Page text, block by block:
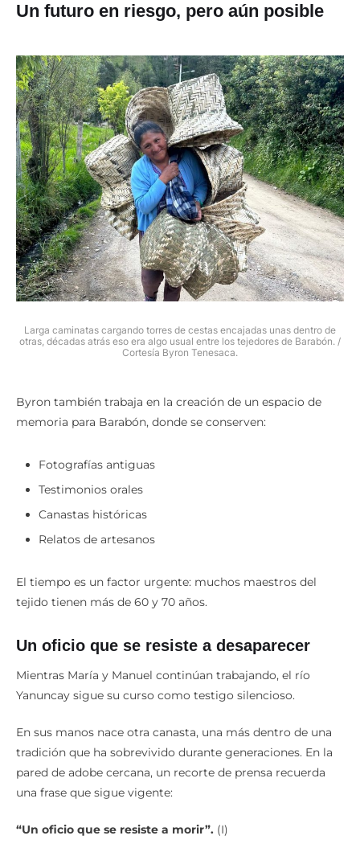
Un futuro en riesgo, pero aún posible
Larga caminatas cargando torres de cestas encajadas unas dentro de
otras, décadas atrás eso era algo usual entre los tejedores de Barabón. /
Cortesía Byron Tenesaca.
Byron también trabaja en la creación de un espacio de
memoria para Barabón, donde se conserven:
Fotografías antiguas
Testimonios orales
Canastas históricas
Relatos de artesanos
El tiempo es un factor urgente: muchos maestros del
tejido tienen más de 60 y 70 años.
Un oficio que se resiste a desaparecer
Mientras María y Manuel continúan trabajando, el río
Yanuncay sigue su curso como testigo silencioso.
En sus manos nace otra canasta, una más dentro de una
tradición que ha sobrevivido durante generaciones. En la
pared de adobe cercana, un recorte de prensa recuerda
una frase que sigue vigente:
“Un oficio que se resiste a morir”. (I)